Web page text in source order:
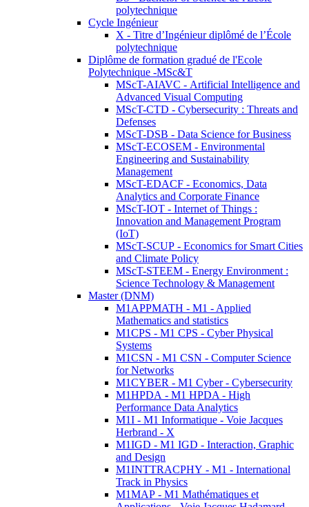
polytechnique
Cycle Ingénieur
X - Titre d’Ingénieur diplômé de l’École
polytechnique
Diplôme de formation gradué de l'Ecole
Polytechnique -MSc&T
MScT-AIAVC - Artificial Intelligence and
Advanced Visual Computing
MScT-CTD - Cybersecurity : Threats and
Defenses
MScT-DSB - Data Science for Business
MScT-ECOSEM - Environmental
Engineering and Sustainability
Management
MScT-EDACF - Economics, Data
Analytics and Corporate Finance
MScT-IOT - Internet of Things :
Innovation and Management Program
(IoT)
MScT-SCUP - Economics for Smart Cities
and Climate Policy
MScT-STEEM - Energy Environment :
Science Technology & Management
Master (DNM)
M1APPMATH - M1 - Applied
Mathematics and statistics
M1CPS - M1 CPS - Cyber Physical
Systems
M1CSN - M1 CSN - Computer Science
for Networks
M1CYBER - M1 Cyber - Cybersecurity
M1HPDA - M1 HPDA - High
Performance Data Analytics
M1I - M1 Informatique - Voie Jacques
Herbrand - X
M1IGD - M1 IGD - Interaction, Graphic
and Design
M1INTTRACPHY - M1 - International
Track in Physics
M1MAP - M1 Mathématiques et